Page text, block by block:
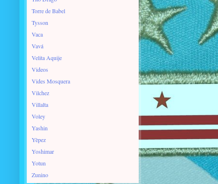
Torre de Babel
Tysson
Vaca
Vavá
Velita Aquije
Videos
Vides Mosquera
Vilchez
Villalta
Voley
Yashin
Yèpez
Yoshimar
Yotun
Zunino